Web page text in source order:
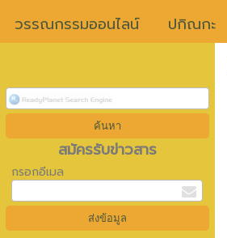
วรรณกรรมออนไลน์
ปกิณกะ
สมัครรับข่าวสาร
กรอกอีเมล